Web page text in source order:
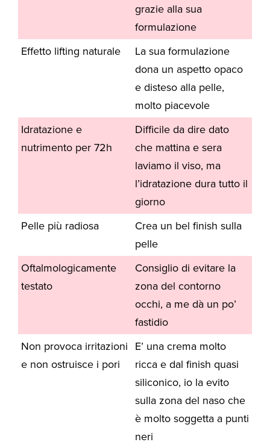
grazie alla sua
formulazione
Effetto lifting naturale
La sua formulazione
dona un aspetto opaco
e disteso alla pelle,
molto piacevole
Idratazione e
nutrimento per 72h
Difficile da dire dato
che mattina e sera
laviamo il viso, ma
l’idratazione dura tutto il
giorno
Pelle più radiosa
Crea un bel finish sulla
pelle
Oftalmologicamente
testato
Consiglio di evitare la
zona del contorno
occhi, a me dà un po’
fastidio
Non provoca irritazioni
e non ostruisce i pori
E’ una crema molto
ricca e dal finish quasi
siliconico, io la evito
sulla zona del naso che
è molto soggetta a punti
neri